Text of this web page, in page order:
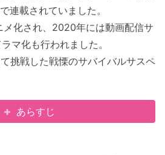
連載されていました。
化され、2020年には動画配信サ
マ化も行われました。
挑戦した戦慄のサバイバルサスペ
あらすじ